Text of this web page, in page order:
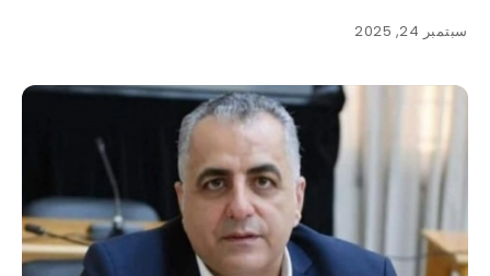
سبتمبر 24, 2025